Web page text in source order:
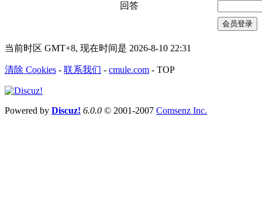
回答
会员登录
当前时区 GMT+8, 现在时间是 2026-8-10 22:31
清除 Cookies - 联系我们 - cmule.com - TOP
Powered by Discuz! 6.0.0 © 2001-2007 Comsenz Inc.